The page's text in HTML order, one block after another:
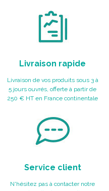
Livraison rapide
Livraison de vos produits sous 3 à
5 jours ouvrés, offerte à partir de
250 € HT en France continentale
Service client
N'hésitez pas à contacter notre